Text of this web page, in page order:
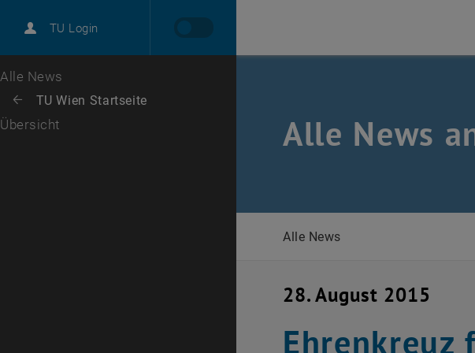
TU Login
Karriere
Zur 1. Menü Ebene
Alle News
Zurück: Subseiten von TU Wien Startseite auflisten
Zurück zur letzten Ebene:
TU Wien Startseite
Übersicht Alle News
Alle News
28. August 2015
Ehrenkreuz